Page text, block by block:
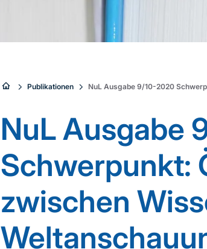
Sie
sind
hier:
Publikationen NuL Ausgabe 9/10-2020
NuL Ausgabe
Schwerpunkt:
zwischen